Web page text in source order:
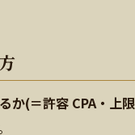
か(＝許容 CPA・上